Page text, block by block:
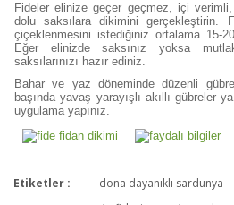
Fideler elinize geçer geçmez, içi
dolu saksılara dikimini gerçekleştirin.
çiçeklenmesini istediğiniz ortalama 15-
Eğer elinizde saksınız yoksa
saksılarınızı hazır ediniz.
Bahar ve yaz döneminde düzenli
başında yavaş yarayışlı akıllı gübreler
uygulama yapınız.
Etiketler : dona dayanıklı sardunya